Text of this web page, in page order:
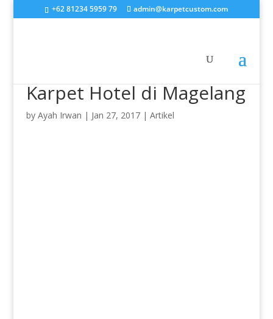
+62 81234 5959 79 admin@karpetcustom.com
Karpet Hotel di Magelang
by Ayah Irwan | Jan 27, 2017| Artikel